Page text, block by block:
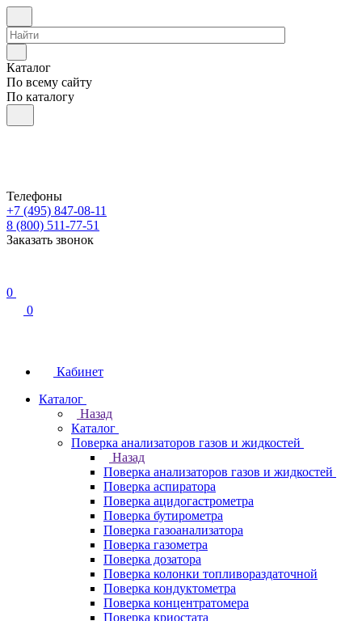
Каталог
По всему сайту
По каталогу
Телефоны
+7 (495) 847-08-11
8 (800) 511-77-51
Заказать звонок
0
0
Кабинет
Каталог
Назад
Каталог
Поверка анализаторов газов и жидкостей
Назад
Поверка анализаторов газов и жидкостей
Поверка аспиратора
Поверка ацидогастрометра
Поверка бутирометра
Поверка газоанализатора
Поверка газометра
Поверка дозатора
Поверка колонки топливораздаточной
Поверка кондуктометра
Поверка концентратомера
Поверка криостата